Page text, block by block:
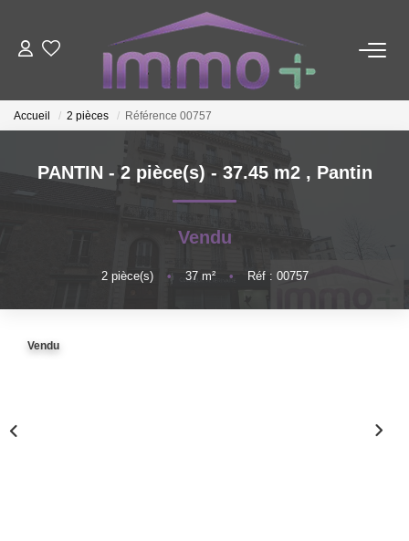
ACHETER
FAIRE GÉRER
NOTRE AGENCE
Accueil 2 pièces Référence 00757
PANTIN - 2 pièce(s) - 37.45 m2 , Pantin
Vendu
2pièce(s) • 37m² • Réf : 00757
Vendu